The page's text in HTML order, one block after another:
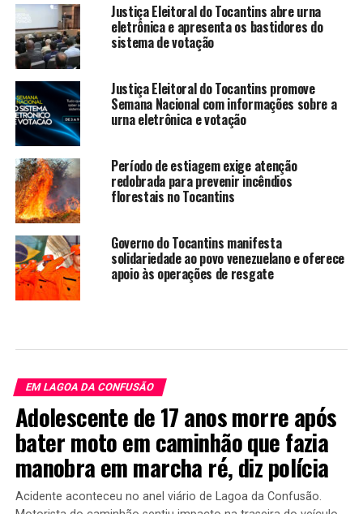
Justiça Eleitoral do Tocantins abre urna
eletrônica e apresenta os bastidores do
sistema de votação
Justiça Eleitoral do Tocantins promove
Semana Nacional com informações sobre a
urna eletrônica e votação
Período de estiagem exige atenção
redobrada para prevenir incêndios
florestais no Tocantins
Governo do Tocantins manifesta
solidariedade ao povo venezuelano e oferece
apoio às operações de resgate
EM LAGOA DA CONFUSÃO
Adolescente de 17 anos morre após
bater moto em caminhão que fazia
manobra em marcha ré, diz polícia
Acidente aconteceu no anel viário de Lagoa da Confusão.